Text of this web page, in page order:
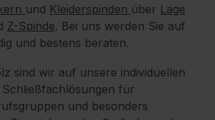
und Kleiderspinden über Lage
Z-Spinde. Bei uns werden Sie auf
und bestens beraten.
sind wir auf unsere individuellen
für
und besonders